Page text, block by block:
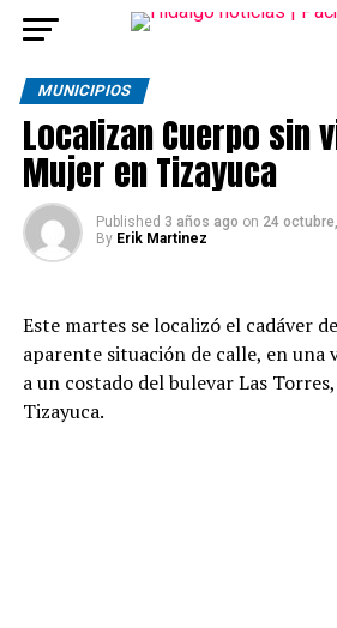
MUNICIPIOS
Localizan Cuerpo sin
Mujer en Tizayuca
Published 3 años ago on 24
By Erik Martinez
Este martes se localizó el cadáver
aparente situación de calle, en una
a un costado del bulevar Las
Tizayuca.